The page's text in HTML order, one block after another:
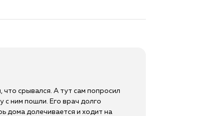
срывался. А тут сам попросил
с ним пошли. Его врач долго
дома долечивается и ходит на